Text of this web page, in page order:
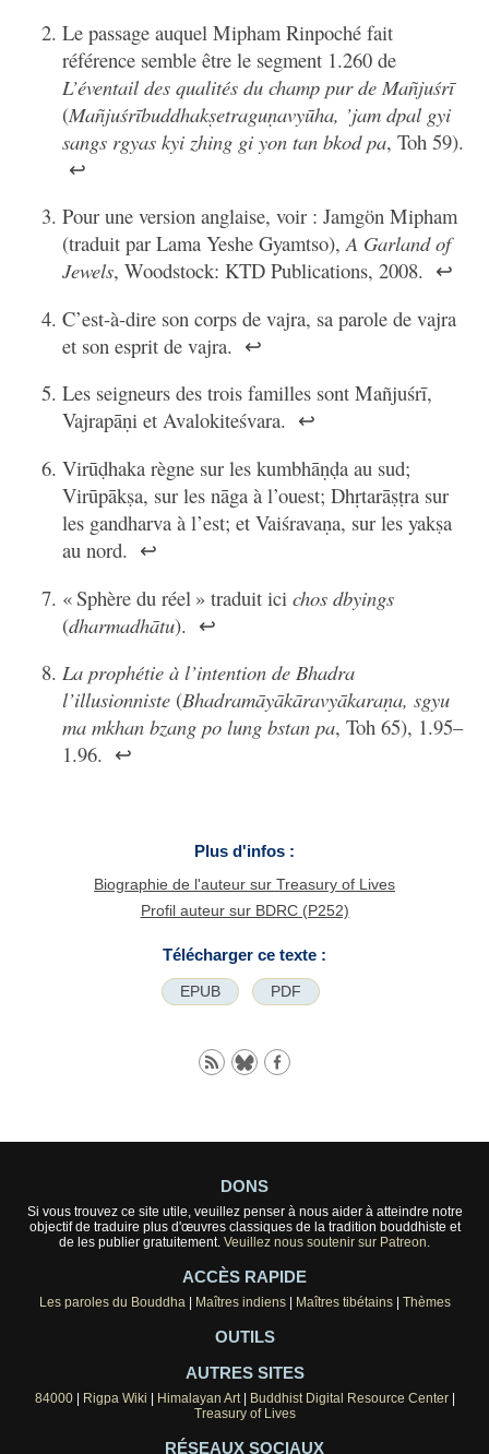
Le passage auquel Mipham Rinpoché fait
référence semble être le segment 1.260 de
L’éventail des qualités du champ pur de Mañjuśrī
(Mañjuśrībuddhakṣetraguṇavyūha, ’jam dpal gyi
sangs rgyas kyi zhing gi yon tan bkod pa, Toh 59).
↩
Pour une version anglaise, voir : Jamgön Mipham
(traduit par Lama Yeshe Gyamtso),A Garland of
Jewels, Woodstock: KTD Publications, 2008. ↩
C’est-à-dire son corps de vajra, sa parole de vajra
et son esprit de vajra. ↩
Les seigneurs des trois familles sont Mañjuśrī,
Vajrapāṇi et Avalokiteśvara. ↩
Virūḍhaka règne sur les kumbhāṇḍa au sud;
Virūpākṣa, sur les nāga à l’ouest; Dhṛtarāṣṭra sur
les gandharva à l’est; et Vaiśravaṇa, sur les yakṣa
au nord. ↩
« Sphère du réel » traduit icichos dbyings
(dharmadhātu). ↩
La prophétie à l’intention de Bhadra
l’illusionniste (Bhadramāyākāravyākaraṇa, sgyu
ma mkhan bzang po lung bstan pa, Toh 65), 1.95–
1.96. ↩
Plus d'infos :
Biographie de l'auteur sur Treasury of Lives
Profil auteur sur BDRC (P252)
Télécharger ce texte :
EPUB PDF
DONS
Si vous trouvez ce site utile, veuillez penser à nous aider à atteindre notre
objectif de traduire plus d'œuvres classiques de la tradition bouddhiste et
de les publier gratuitement. Veuillez nous soutenir sur Patreon.
ACCÈS RAPIDE
Les paroles du Bouddha| Maîtres indiens| Maîtres tibétains| Thèmes
OUTILS
AUTRES SITES
84000| Rigpa Wiki Himalayan Art| Buddhist Digital Resource Center|
Treasury of Lives
RÉSEAUX SOCIAUX